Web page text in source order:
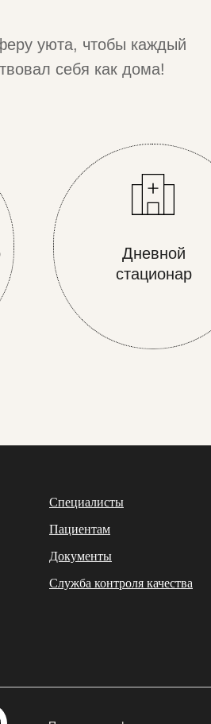
уюта, чтобы каждый
себя как дома!
Дневной
стационар
Специалисты
Пациентам
Документы
Служба контроля качества